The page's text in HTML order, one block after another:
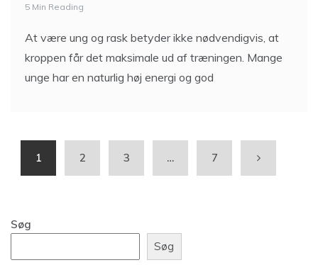
5 Min Reading
At være ung og rask betyder ikke nødvendigvis, at
kroppen får det maksimale ud af træningen. Mange
unge har en naturlig høj energi og god
1 2 3 … 7
Søg
Søg